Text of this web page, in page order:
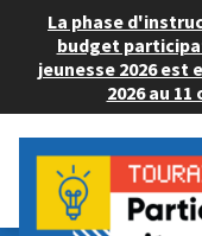
La phase
budget
jeunesse 2026 est
2026 au